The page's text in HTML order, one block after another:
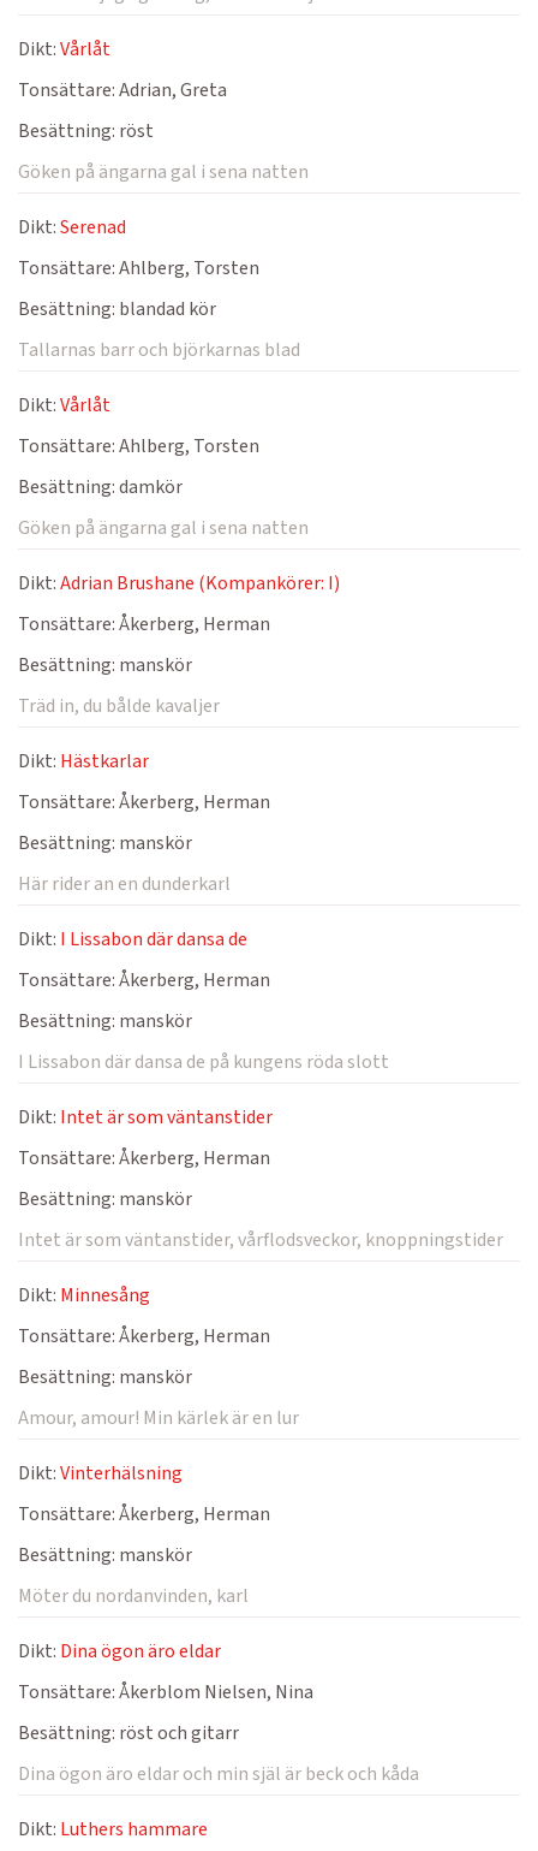
Dikt:Vårlåt
Tonsättare:Adrian, Greta
Besättning: röst
Göken på ängarna gal i sena natten
Dikt:Serenad
Tonsättare:Ahlberg, Torsten
Besättning: blandad kör
Tallarnas barr och björkarnas blad
Dikt:Vårlåt
Tonsättare:Ahlberg, Torsten
Besättning:damkör
Göken på ängarna gal i sena natten
Dikt:Adrian Brushane (Kompankörer: I)
Tonsättare:Åkerberg, Herman
Besättning: manskör
Träd in, du bålde kavaljer
Dikt: Hästkarlar
Tonsättare:Åkerberg, Herman
Besättning: manskör
Här rider an en dunderkarl
Dikt: I Lissabon där dansa de
Tonsättare:Åkerberg, Herman
Besättning: manskör
I Lissabon där dansa de på kungens röda slott
Dikt: Intet är som väntanstider
Tonsättare:Åkerberg, Herman
Besättning: manskör
Intet är som väntanstider, vårflodsveckor, knoppningstider
Dikt: Minnesång
Tonsättare:Åkerberg, Herman
Besättning: manskör
Amour, amour! Min kärlek är en lur
Dikt:Vinterhälsning
Tonsättare:Åkerberg, Herman
Besättning: manskör
Möter du nordanvinden, karl
Dikt: Dina ögon äro eldar
Tonsättare:Åkerblom Nielsen, Nina
Besättning: röst och gitarr
Dina ögon äro eldar och min själ är beck och kåda
Dikt: Luthers hammare